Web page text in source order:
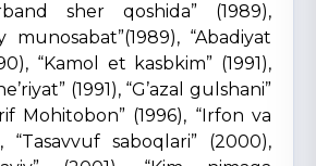
sher qoshida” (1989),
munosabat”(1989), “Abadiyat
“Kamol et kasbkim” (1991),
(1991), “G’azal gulshani”
Mohitobon” (1996), “Irfon va
“Tasavvuf saboqlari” (2000),